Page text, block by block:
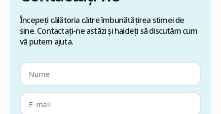
Începeți călătoria către îmbunătățirea stimei de
sine. Contactați-ne astăzi și haideți să discutăm cum
vă putem ajuta.